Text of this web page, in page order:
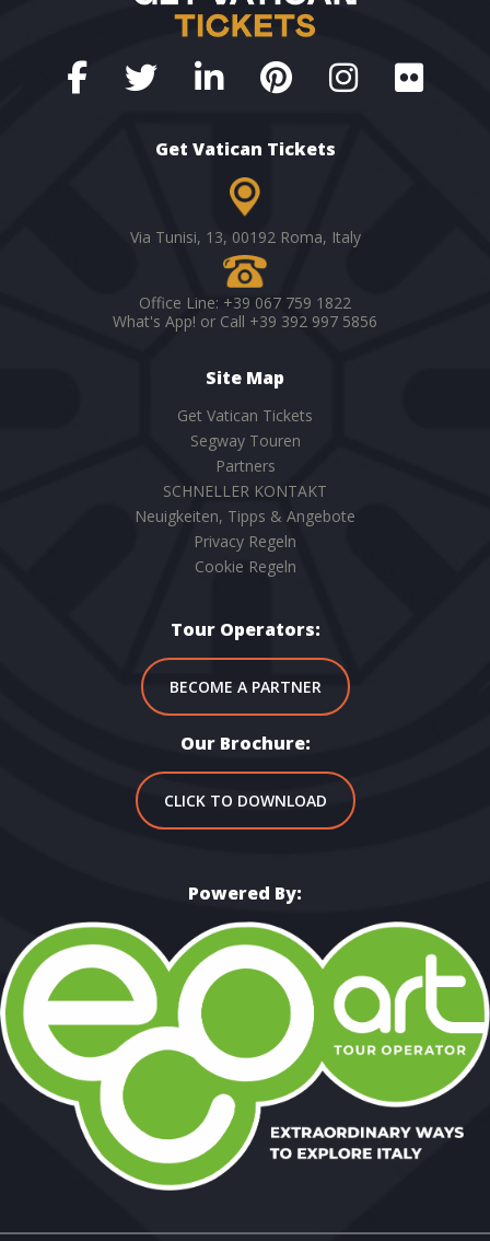
Get Vatican Tickets
Via Tunisi, 13, 00192 Roma, Italy
Office Line: +39 067 759 1822
What's App! or Call +39 392 997 5856
Site Map
Get Vatican Tickets
Segway Touren
Partners
SCHNELLER KONTAKT
Neuigkeiten, Tipps & Angebote
Privacy Regeln
Cookie Regeln
Tour Operators:
BECOME A PARTNER
Our Brochure:
CLICK TO DOWNLOAD
Powered By: